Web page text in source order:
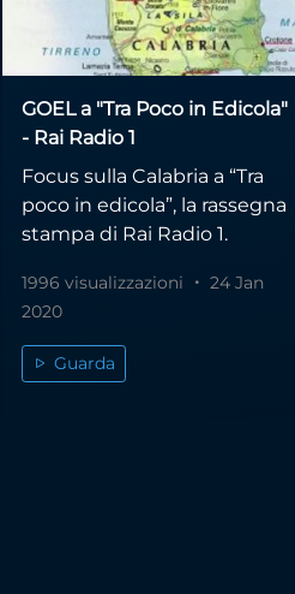
GOEL a "Tra Poco in Edicola"
- Rai Radio 1
Focus sulla Calabria a “Tra
poco in edicola”, la rassegna
stampa di Rai Radio 1.
1996 visualizzazioni
24 Jan
2020
Guarda